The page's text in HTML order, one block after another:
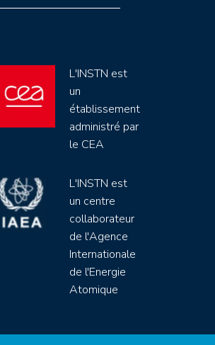
L'INSTN est
un
établissement
administré par
le CEA
L'INSTN est
un centre
collaborateur
de l'Agence
Internationale
de l'Energie
Atomique